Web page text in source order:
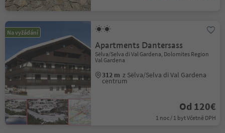
Na vyžádání
Apartments Dantersass
Sëlva/Selva di Val Gardena, Dolomites Region
Val Gardena
312 m z Sëlva/Selva di Val Gardena
centrum
Od 120€
1 noc / 1 byt Včetně DPH